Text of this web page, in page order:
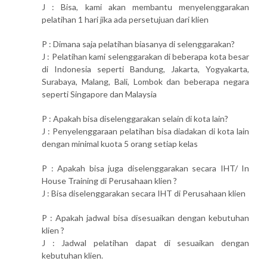
J : Bisa, kami akan membantu menyelenggarakan
pelatihan 1 hari jika ada persetujuan dari klien
P : Dimana saja pelatihan biasanya di selenggarakan?
J : Pelatihan kami selenggarakan di beberapa kota besar
di Indonesia seperti Bandung, Jakarta, Yogyakarta,
Surabaya, Malang, Bali, Lombok dan beberapa negara
seperti Singapore dan Malaysia
P : Apakah bisa diselenggarakan selain di kota lain?
J : Penyelenggaraan pelatihan bisa diadakan di kota lain
dengan minimal kuota 5 orang setiap kelas
P : Apakah bisa juga diselenggarakan secara IHT/ In
House Training di Perusahaan klien ?
J : Bisa diselenggarakan secara IHT di Perusahaan klien
P : Apakah jadwal bisa disesuaikan dengan kebutuhan
klien ?
J : Jadwal pelatihan dapat di sesuaikan dengan
kebutuhan klien.